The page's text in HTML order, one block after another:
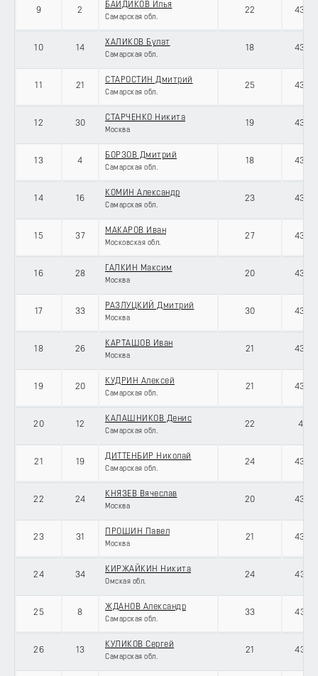
9 2
БАЙДИКОВ Илья
Самарская обл.
22
10 14
ХАЛИКОВ Булат
Самарская обл.
18
11 21
СТАРОСТИН Дмитрий
Самарская обл.
25
12 30
СТАРЧЕНКО Никита
Москва
19
13 4
БОРЗОВ Дмитрий
Самарская обл.
18
14 16
КОМИН Александр
Самарская обл.
23
15 37
МАКАРОВ Иван
Московская обл.
27
16 28
ГАЛКИН Максим
Москва
20
17 33
РАЗЛУЦКИЙ Дмитрий
Москва
30
18 26
КАРТАШОВ Иван
Москва
21
19 20
КУДРИН Алексей
Самарская обл.
21
20 12
КАЛАШНИКОВ Денис
Самарская обл.
22
21 19
ДИТТЕНБИР Николай
Самарская обл.
24
22 24
КНЯЗЕВ Вячеслав
Москва
20
23 31
ПРОШИН Павел
Москва
21
24 34
КИРЖАЙКИН Никита
Омская обл.
24
25 8
ЖДАНОВ Александр
Самарская обл.
33
26 13
КУЛИКОВ Сергей
Самарская обл.
21